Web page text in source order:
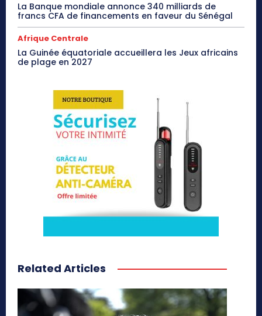
La Banque mondiale annonce 340 milliards de
francs CFA de financements en faveur du Sénégal
Afrique Centrale
La Guinée équatoriale accueillera les Jeux africains
de plage en 2027
Related Articles